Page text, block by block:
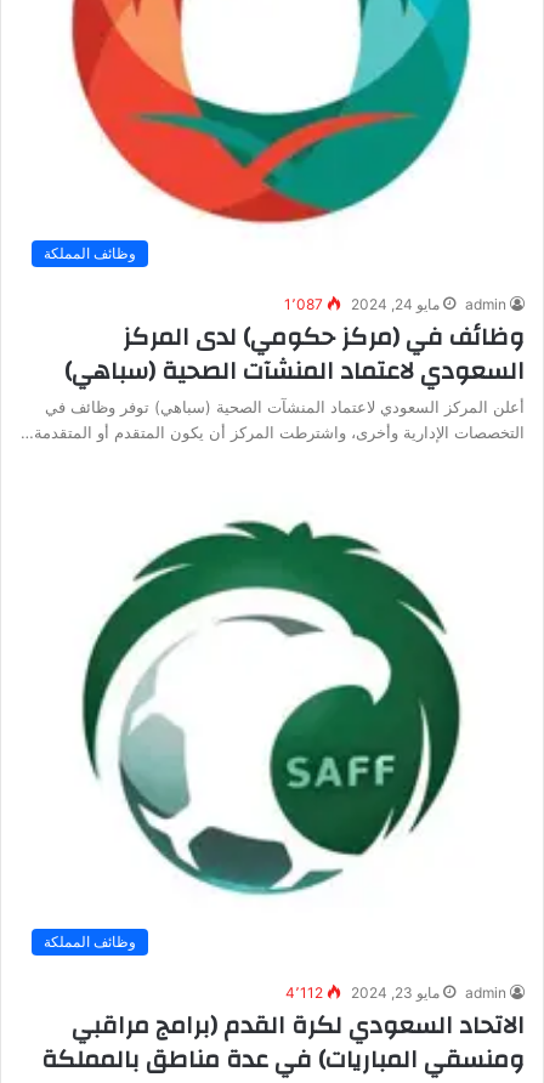
وظائف المملكة
admin مايو 24, 2024 1٬087
وظائف في (مركز حكومي) لدى المركز
السعودي لاعتماد المنشآت الصحية (سباهي)
أعلن المركز السعودي لاعتماد المنشآت الصحية (سباهي) توفر وظائف في
التخصصات الإدارية وأخرى، واشترطت المركز أن يكون المتقدم أو المتقدمة…
وظائف المملكة
admin مايو 23, 2024 4٬112
الاتحاد السعودي لكرة القدم (برامج مراقبي
ومنسقي المباريات) في عدة مناطق بالمملكة